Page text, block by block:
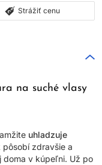
Strážiť cenu
na suché vlasy
uhladzuje
zdravšie a
doma v kúpeľni. Už po